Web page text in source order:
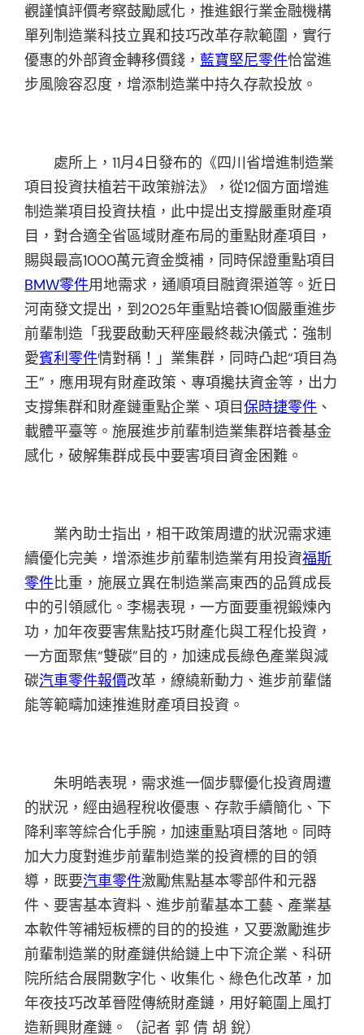
觀謹慎評價考察鼓勵感化，推進銀行業金融機構
單列制造業科技立異和技巧改革存款範圍，實行
優惠的外部資金轉移價錢，藍寶堅尼零件恰當進
步風險容忍度，增添制造業中持久存款投放。
處所上，11月4日發布的《四川省增進制造業
項目投資扶植若干政策辦法》，從12個方面增進
制造業項目投資扶植，此中提出支撐嚴重財產項
目，對合適全省區域財產布局的重點財產項目，
賜與最高1000萬元資金獎補，同時保證重點項目
BMW零件用地需求，通順項目融資渠道等。近日
河南發文提出，到2025年重點培養10個嚴重進步
前輩制造「我要啟動天秤座最終裁決儀式：強制
愛賓利零件情對稱！」業集群，同時凸起“項目為
王”，應用現有財產政策、專項攙扶資金等，出力
支撐集群和財產鏈重點企業、項目保時捷零件 、
載體平臺等。施展進步前輩制造業集群培養基金
感化，破解集群成長中要害項目資金困難。
業內助士指出，相干政策周遭的狀況需求連
續優化完美，增添進步前輩制造業有用投資福斯
零件比重，施展立異在制造業高東西的品質成長
中的引領感化。李楊表現，一方面要重視鍛煉內
功，加年夜要害焦點技巧財產化與工程化投資，
一方面聚焦“雙碳”目的，加速成長綠色產業與減
碳汽車零件報價改革，繚繞新動力、進步前輩儲
能等範疇加速推進財產項目投資。
朱明皓表現，需求進一個步驟優化投資周遭
的狀況，經由過程稅收優惠、存款手續簡化、下
降利率等綜合化手腕，加速重點項目落地。同時
加大力度對進步前輩制造業的投資標的目的領
導，既要汽車零件激勵焦點基本零部件和元器
件、要害基本資料、進步前輩基本工藝、產業基
本軟件等補短板標的目的的投進，又要激勵進步
前輩制造業的財產鏈供給鏈上中下流企業、科研
院所結合展開數字化、收集化、綠色化改革，加
年夜技巧改革晉陞傳統財產鏈，用好範圍上風打
造新興財產鏈。（記者 郭 倩 胡 銳）